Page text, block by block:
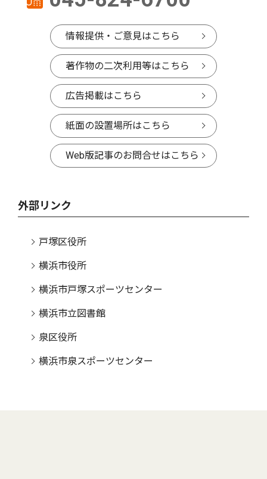
情報提供・ご意見はこちら
著作物の二次利用等はこちら
広告掲載はこちら
紙面の設置場所はこちら
Web版記事のお問合せはこちら
外部リンク
戸塚区役所
横浜市役所
横浜市戸塚スポーツセンター
横浜市立図書館
泉区役所
横浜市泉スポーツセンター